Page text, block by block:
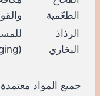
الطعّمية
الرذاذ
البخاري
(Fogging)
جميع المواد معتمدة